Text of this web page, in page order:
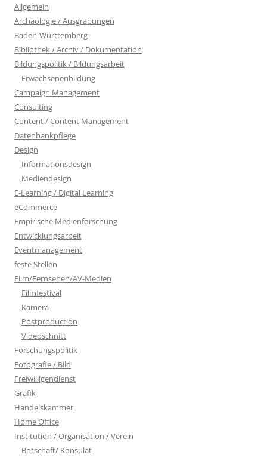
Allgemein
Archäologie / Ausgrabungen
Baden-Württemberg
Bibliothek / Archiv / Dokumentation
Bildungspolitik / Bildungsarbeit
Erwachsenenbildung
Campaign Management
Consulting
Content / Content Management
Datenbankpflege
Design
Informationsdesign
Mediendesign
E-Learning / Digital Learning
eCommerce
Empirische Medienforschung
Entwicklungsarbeit
Eventmanagement
feste Stellen
Film/Fernsehen/AV-Medien
Filmfestival
Kamera
Postproduction
Videoschnitt
Forschungspolitik
Fotografie / Bild
Freiwilligendienst
Grafik
Handelskammer
Home Office
Institution / Organisation / Verein
Botschaft/ Konsulat